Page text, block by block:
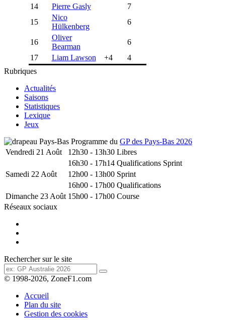
14
Pierre Gasly
7
15
Nico
Hülkenberg
6
16
Oliver
Bearman
6
17
Liam Lawson +4 4
Rubriques
Actualités
Saisons
Statistiques
Lexique
Jeux
Programme du GP des Pays-Bas 2026
Vendredi 21 Août
12h30 - 13h30 Libres
16h30 - 17h14 Qualifications Sprint
Samedi 22 Août
12h00 - 13h00 Sprint
16h00 - 17h00 Qualifications
Dimanche 23 Août 15h00 - 17h00 Course
Réseaux sociaux
Rechercher sur le site
© 1998-2026, ZoneF1.com
Accueil
Plan du site
Gestion des cookies